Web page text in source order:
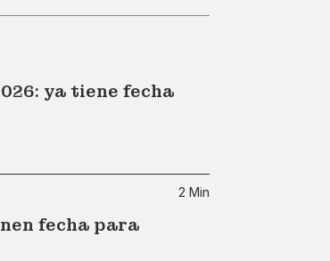
ya tiene fecha
2 Min
fecha para